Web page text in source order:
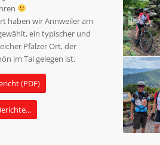
haben wir Annweiler am
ein typischer und
Pfälzer Ort, der
im Tal gelegen ist.
(PDF)